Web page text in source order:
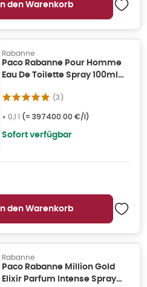
In den Warenkorb
Rabanne
Paco Rabanne Pour Homme
Eau De Toilette Spray 100ml
(3)
• 0,1 l (= 397400.00 €/l)
Sofort verfügbar
In den Warenkorb
Rabanne
Paco Rabanne Million Gold
Elixir Parfum Intense Spray